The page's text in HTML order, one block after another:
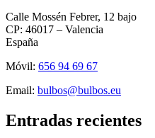
Calle Mossén Febrer, 12 bajo
CP: 46017 – Valencia
España
Móvil: 656 94 69 67
Email: bulbos@bulbos.eu
Entradas recientes